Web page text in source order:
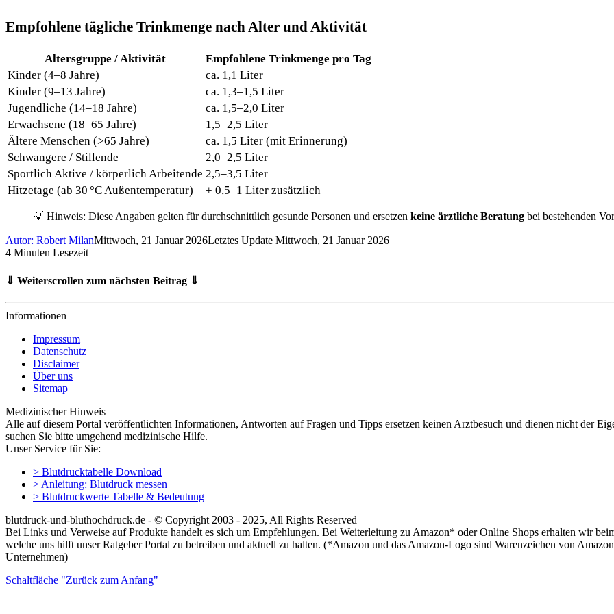
Empfohlene tägliche Trinkmenge nach Alter und Aktivität
Altersgruppe / Aktivität
Empfohlene Trinkmenge pro Tag
Kinder (4–8 Jahre)
ca. 1,1 Liter
Kinder (9–13 Jahre)
ca. 1,3–1,5 Liter
Jugendliche (14–18 Jahre)
ca. 1,5–2,0 Liter
Erwachsene (18–65 Jahre)
1,5–2,5 Liter
Ältere Menschen (>65 Jahre)
ca. 1,5 Liter (mit Erinnerung)
Schwangere / Stillende
2,0–2,5 Liter
Sportlich Aktive / körperlich Arbeitende 2,5–3,5 Liter
Hitzetage (ab 30 °C Außentemperatur)
+ 0,5–1 Liter zusätzlich
💡 Hinweis: Diese Angaben gelten für durchschnittlich gesunde Personen und ersetzen keine ärztliche Beratung bei bestehenden
Autor: Robert MilanMittwoch, 21 Januar 2026Letztes Update Mittwoch, 21 Januar 2026
4 Minuten Lesezeit
⇓ Weiterscrollen zum nächsten Beitrag ⇓
Informationen
Impressum
Datenschutz
Disclaimer
Über uns
Sitemap
Medizinischer Hinweis
Alle auf diesem Portal veröffentlichten Informationen, Antworten auf Fragen und Tipps ersetzen keinen Arztbesuch und dienen nicht der
suchen Sie bitte umgehend medizinische Hilfe.
Unser Service für Sie:
> Blutdrucktabelle Download
> Anleitung: Blutdruck messen
> Blutdruckwerte Tabelle & Bedeutung
blutdruck-und-bluthochdruck.de - © Copyright 2003 - 2025, All Rights Reserved
Bei Links und Verweise auf Produkte handelt es sich um Empfehlungen. Bei Weiterleitung zu Amazon* oder Online Shops erhalten wir
welche uns hilft unser Ratgeber Portal zu betreiben und aktuell zu halten. (*Amazon und das Amazon-Logo sind Warenzeichen von
Unternehmen)
Schaltfläche "Zurück zum Anfang"